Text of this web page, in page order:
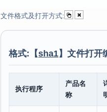
文件格式及打开方式:
格式:【sha1】文件打开
执行程序
产品名
称